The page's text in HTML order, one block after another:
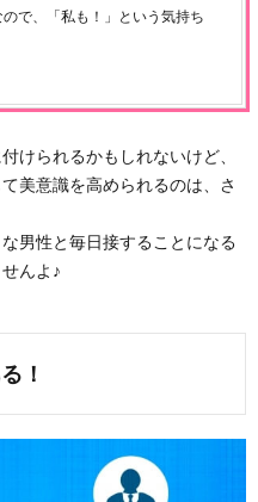
で、「私も！」という気持ち
けられるかもしれないけど、
美意識を高められるのは、さ
男性と毎日接することになる
んよ♪
！